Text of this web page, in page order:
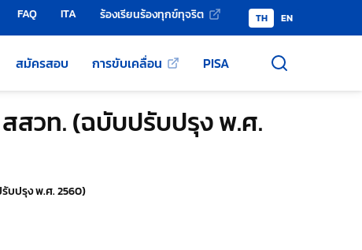
FAQ ITA ร้องเรียนร้องทุกข์ทุจริต TH EN
สมัครสอบ การขับเคลื่อน PISA
สวท. (ฉบับปรับปรุง พ.ศ.
บปรุง พ.ศ. 2560)